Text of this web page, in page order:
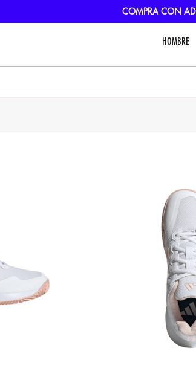
COMPRA CON
HOMBRE